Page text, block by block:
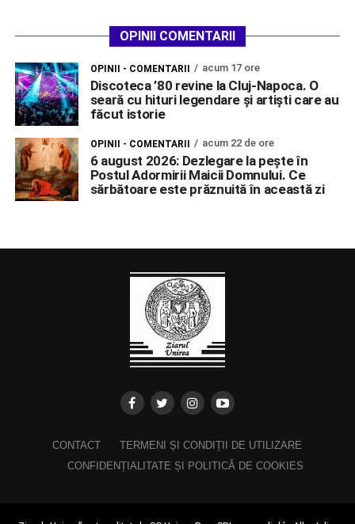
OPINII COMENTARII
OPINII - COMENTARII acum 17 ore
Discoteca ’80 revine la Cluj-Napoca. O
seară cu hituri legendare și artiști care au
făcut istorie
OPINII - COMENTARII acum 22 de ore
6 august 2026: Dezlegare la pește în
Postul Adormirii Maicii Domnului. Ce
sărbătoare este prăznuită în această zi
CONTACT
TERMENI ȘI CONDIȚII DE UTILIZARE
CONFIDENȚIALITATE ȘI POLITICĂ DE COOKIES